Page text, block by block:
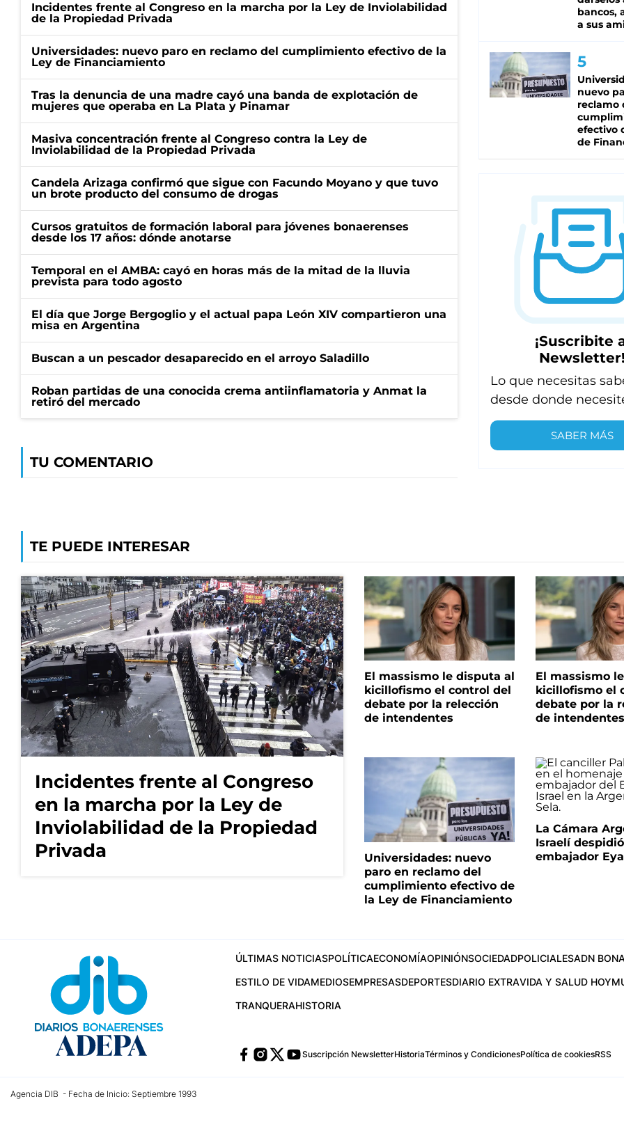
Incidentes frente al Congreso en la marcha por la Ley de Inviolabilidad
de la Propiedad Privada
Universidades: nuevo paro en reclamo del cumplimiento efectivo de la
Ley de Financiamiento
Tras la denuncia de una madre cayó una banda de explotación de
mujeres que operaba en La Plata y Pinamar
Masiva concentración frente al Congreso contra la Ley de
Inviolabilidad de la Propiedad Privada
Candela Arizaga confirmó que sigue con Facundo Moyano y que tuvo
un brote producto del consumo de drogas
Cursos gratuitos de formación laboral para jóvenes bonaerenses
desde los 17 años: dónde anotarse
Temporal en el AMBA: cayó en horas más de la mitad de la lluvia
prevista para todo agosto
El día que Jorge Bergoglio y el actual papa León XIV compartieron una
misa en Argentina
Buscan a un pescador desaparecido en el arroyo Saladillo
Roban partidas de una conocida crema antiinflamatoria y Anmat la
retiró del mercado
TU COMENTARIO
bancos,
a sus
nuevo
reclamo
efectivo
de
¡Suscribite
Newsletter!
Lo que necesitas
desde donde
SABER MÁS
TE PUEDE INTERESAR
Incidentes frente al Congreso
en la marcha por la Ley de
Inviolabilidad de la Propiedad
Privada
El massismo le disputa al
kicillofismo el control del
debate por la relección
de intendentes
El massismo
kicillofismo el
debate por la
de intendentes
Universidades: nuevo
paro en reclamo del
cumplimiento efectivo de
la Ley de Financiamiento
La Cámara
Israelí
embajador
ÚLTIMAS NOTICIASPOLÍTICAECONOMÍAOPINIÓNSOCIEDADPOLICIALESADN
ESTILO DE VIDAMEDIOSEMPRESASDEPORTESDIARIO EXTRAVIDA Y SALUD HOY
TRANQUERAHISTORIA
Suscripción NewsletterHistoriaTérminos y CondicionesPolítica de cookiesRSS
Agencia DIB - Fecha de Inicio: Septiembre 1993